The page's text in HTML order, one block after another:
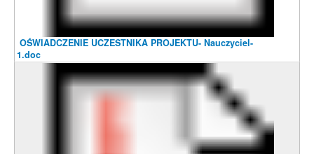
OŚWIADCZENIE UCZESTNIKA PROJEKTU- Nauczyciel-
1.doc